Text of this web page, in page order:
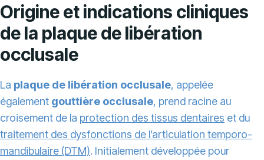
Origine et indications cliniques
de la plaque de libération
occlusale
La plaque de libération occlusale, appelée
également gouttière occlusale, prend racine au
croisement de la protection des tissus dentaires et du
traitement des dysfonctions de l’articulation temporo-
mandibulaire (DTM). Initialement développée pour